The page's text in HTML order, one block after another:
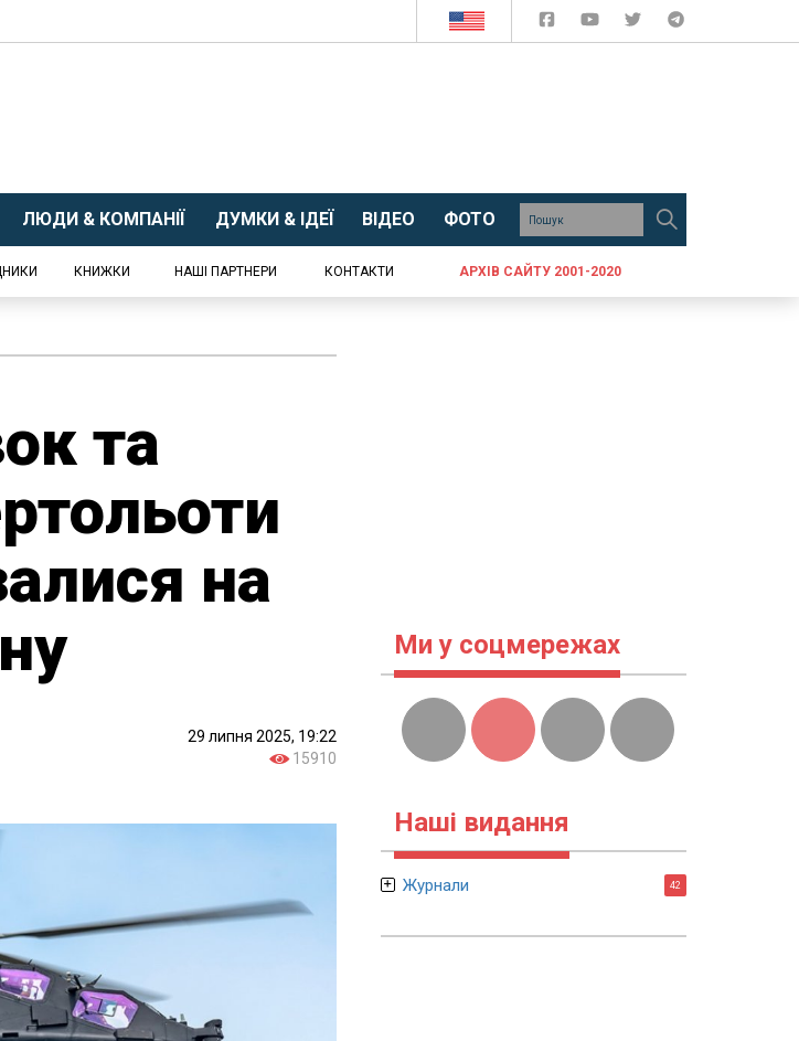
ЛЮДИ & КОМПАНІЇ ДУМКИ & ІДЕЇ ВІДЕО ФОТО
КНИЖКИ НАШІ ПАРТНЕРИ КОНТАКТИ АРХІВ САЙТУ 2001-2020
та
на
29 липня 2025, 19:22
15910
Ми у соцмережах
Наші видання
Журнали 42